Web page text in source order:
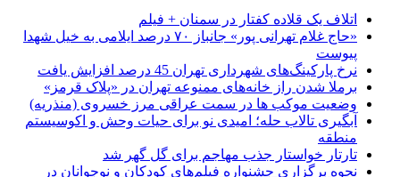
اتلاف یک قلاده کفتار در سمنان + فیلم
«حاج غلام تهرانی پور» جانباز ۷۰ درصد ایلامی به خیل شهدا
پیوست
نرخ پارکینگ‌های شهرداری تهران 45 درصد افزایش یافت
برملا شدن راز خانه‌های ممنوعه تهران در «پلاک قرمز»
وضعیت موکب ها در سمت عراقی مرز خسروی (منذریه)
آبگیری تالاب حله؛ امیدی نو برای حیات وحش و اکوسیستم
منطقه
تارتار خواستار جذب مهاجم برای گل گهر شد
نحوه برگزاری جشنواره فیلم‌های کودکان و نوجوانان در